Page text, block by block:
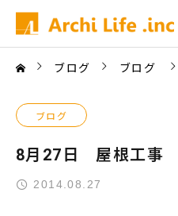
ブログ ブログ
ブログ
8月27日 屋根工事
2014.08.27